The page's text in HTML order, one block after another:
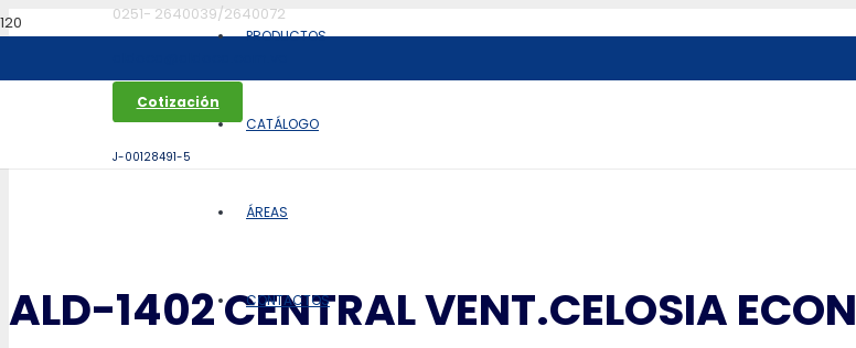
0251- 2640039/2640072
Cotización
J-00128491-5
PRODUCTOS
CATÁLOGO
ÁREAS
CONTACTOS
ALD-1402 CENTRAL VENT.CELOSIA ECON